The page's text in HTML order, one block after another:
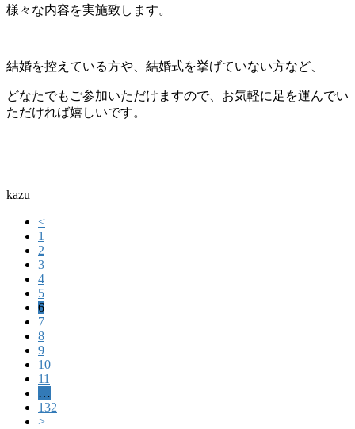
様々な内容を実施致します。
結婚を控えている方や、結婚式を挙げていない方など、
どなたでもご参加いただけますので、お気軽に足を運んでい
ただければ嬉しいです。
kazu
<
1
2
3
4
5
6
7
8
9
10
11
…
132
>